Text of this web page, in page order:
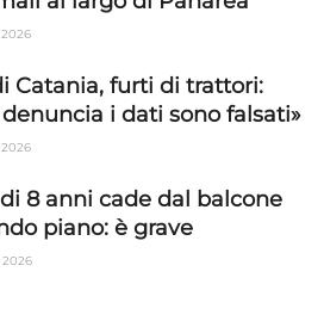
provenienti da altre
dispositivi,
precisi,
in base a informazioni
prevenire e
2026
Catania, furti di trattori:
denuncia i dati sono falsati»
2026
8 anni cade dal balcone
piano: è grave
2026